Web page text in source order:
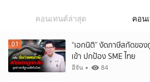
คอนเทนต์ล่าสุด คอน
01
“เอกนิติ” งัดภาษีสกัดขอ
เข้า ปกป้อง SME ไทย
อีจัน • 84